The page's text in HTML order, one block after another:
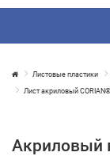
Листовые пластики
Лист акриловый
Акриловый